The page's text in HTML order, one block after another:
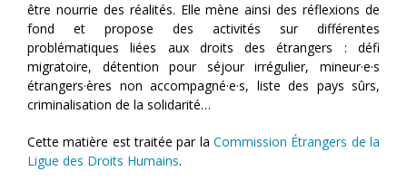
être nourrie des réalités. Elle mène ainsi des réflexions de
fond et propose des activités sur différentes
problématiques liées aux droits des étrangers : défi
migratoire, détention pour séjour irrégulier, mineur·e·s
étrangers·ères non accompagné·e·s, liste des pays sûrs,
criminalisation de la solidarité…
Cette matière est traitée par la Commission Étrangers de la
Ligue des Droits Humains.